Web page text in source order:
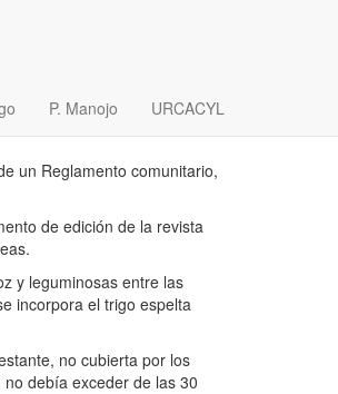
P. Manojo URCACYL
agrícola ya estamos
un Reglamento comunitario,
de edición de la revista
y leguminosas entre las
incorpora el trigo espelta
no cubierta por los
debía exceder de las 30